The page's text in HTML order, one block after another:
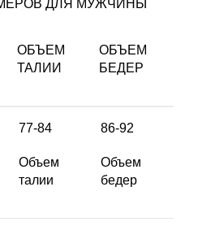
ДЛЯ МУЖЧИНЫ
ОБЪЕМ
ТАЛИИ
ОБЪЕМ
БЕДЕР
77-84
Объем
талии
86-92
Объем
бедер